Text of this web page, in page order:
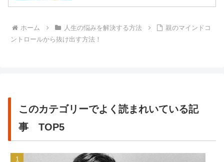
ホーム 人生の悩みを解決する方法
親のマインドコ
ントロールから抜け出す方法！
このカテゴリーでよく読まれいている記
事 TOP5